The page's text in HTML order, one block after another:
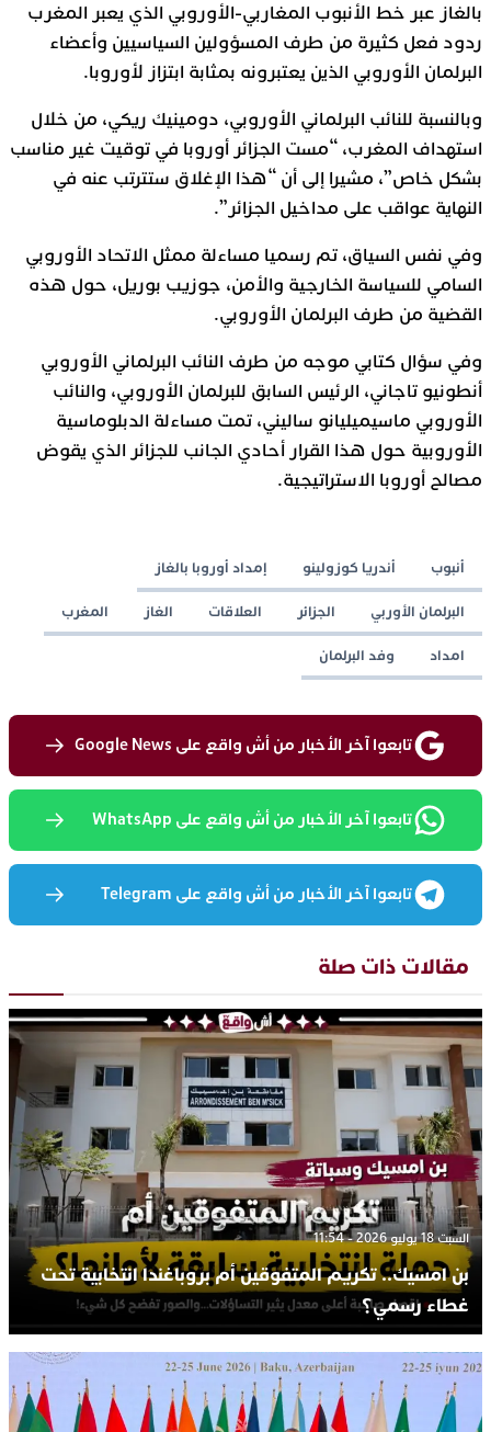
بالغاز عبر خط الأنبوب المغاربي-الأوروبي الذي يعبر المغرب
ردود فعل كثيرة من طرف المسؤولين السياسيين وأعضاء
البرلمان الأوروبي الذين يعتبرونه بمثابة ابتزاز لأوروبا.
وبالنسبة للنائب البرلماني الأوروبي، دومينيك ريكي، من خلال
استهداف المغرب، “مست الجزائر أوروبا في توقيت غير مناسب
بشكل خاص”، مشيرا إلى أن “هذا الإغلاق ستترتب عنه في
النهاية عواقب على مداخيل الجزائر”.
وفي نفس السياق، تم رسميا مساءلة ممثل الاتحاد الأوروبي
السامي للسياسة الخارجية والأمن، جوزيب بوريل، حول هذه
القضية من طرف البرلمان الأوروبي.
وفي سؤال كتابي موجه من طرف النائب البرلماني الأوروبي
أنطونيو تاجاني، الرئيس السابق للبرلمان الأوروبي، والنائب
الأوروبي ماسيميليانو ساليني، تمت مساءلة الدبلوماسية
الأوروبية حول هذا القرار أحادي الجانب للجزائر الذي يقوض
مصالح أوروبا الاستراتيجية.
أنبوب أندريا كوزولينو إمداد أوروبا بالغاز
البرلمان الأوربي الجزائر العلاقات الغاز المغرب
امداد وفد البرلمان
تابعوا آخر الأخبار من أش واقع على Google News
تابعوا آخر الأخبار من أش واقع على WhatsApp
تابعوا آخر الأخبار من أش واقع على Telegram
مقالات ذات صلة
السبت 18 يوليو 2026 - 11:54
بن امسيك.. تكريم المتفوقين أم بروباغندا انتخابية تحت
غطاء رسمي؟